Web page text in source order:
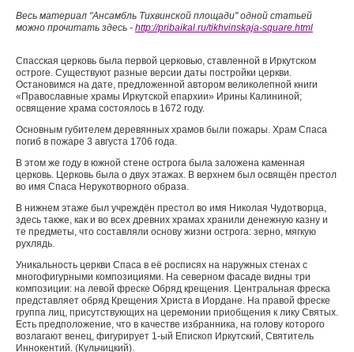
Весь материал "Ансамбль Тихвинской площади" одной статьей
можно прочитать здесь - http://pribaikal.ru/tikhvinskaja-square.html
Спасская церковь была первой церковью, ставленной в Иркутском
остроге. Существуют разные версии даты постройки церкви.
Остановимся на дате, предложенной автором великолепной книги
«Православные храмы Иркутской епархии» Ирины Калининой;
освящение храма состоялось в 1672 году.
Основным губителем деревянных храмов были пожары. Храм Спаса
погиб в пожаре 3 августа 1706 года.
В этом же году в южной стене острога была заложена каменная
церковь. Церковь была о двух этажах. В верхнем был освящён престол
во имя Спаса Нерукотворного образа.
В нижнем этаже был учреждён престол во имя Николая Чудотворца,
здесь также, как и во всех древних храмах хранили денежную казну и
те предметы, что составляли основу жизни острога: зерно, мягкую
рухлядь.
Уникальность церкви Спаса в её росписях на наружных стенах с
многофигурными композициями. На северном фасаде видны три
композиции: на левой фреске Обряд крещения. Центральная фреска
представляет обряд Крещения Христа в Иордане. На правой фреске
группа лиц, присутствующих на церемонии приобщения к лику Святых.
Есть предположение, что в качестве избранника, на голову которого
возлагают венец, фигурирует 1-ый Епископ Иркутский, Святитель
Иннокентий. (Кульчицкий).